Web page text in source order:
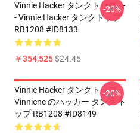
Vinnie Hacker タンクトップ - -
- Vinnie Hacker タンクトップ
RB1208 #ID8133
￥354,525$24.45
-20%
Vinnie Hacker タンクトップ -
Vinniene のハッカー タンク ト
ップ RB1208 #ID8149
-20%